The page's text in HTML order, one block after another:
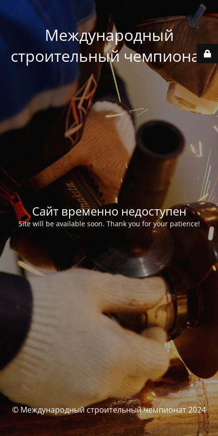
Международный
строительный чемпионат
Сайт временно недоступен
Site will be available soon. Thank you for your patience!
© Международный строительный чемпионат 2024